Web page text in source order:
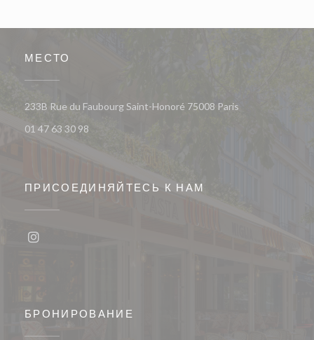
МЕСТО
233B Rue du Faubourg Saint-Honoré 75008 Paris
01 47 63 30 98
ПРИСОЕДИНЯЙТЕСЬ К НАМ
БРОНИРОВАНИЕ